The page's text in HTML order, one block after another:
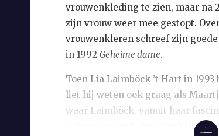
vrouwenkleding te zien, maar na
zijn vrouw weer mee gestopt.
vrouwenkleren schreef zijn
in 1992 Geheime dame.
Toen Lia Laimböck ’t Hart in
liet hij weten ook graag als
waar Laimböck, vanuit haar
gehoor aan gaf. Dan maak ik er